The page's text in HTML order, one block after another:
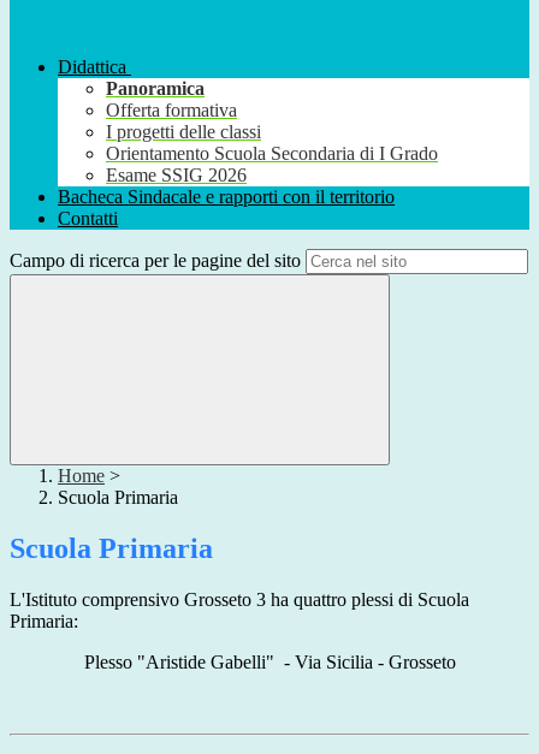
Didattica
Panoramica
Offerta formativa
I progetti delle classi
Orientamento Scuola Secondaria di I Grado
Esame SSIG 2026
Bacheca Sindacale e rapporti con il territorio
Contatti
Campo di ricerca per le pagine del sito
Home >
Scuola Primaria
Scuola Primaria
L'Istituto comprensivo Grosseto 3 ha quattro plessi di Scuola
Primaria:
Plesso "Aristide Gabelli" - Via Sicilia - Grosseto